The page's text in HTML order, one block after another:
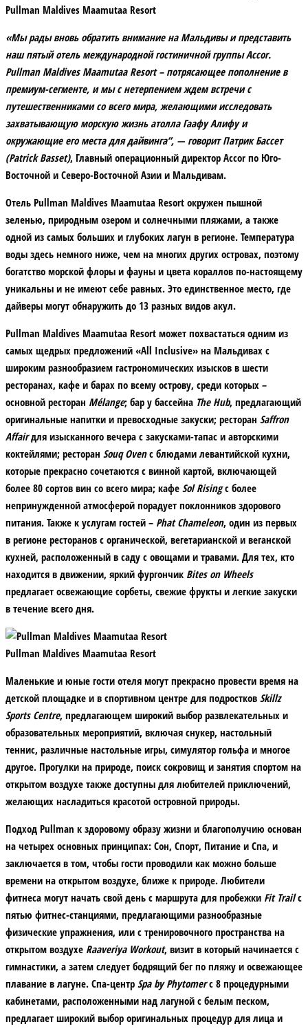
Pullman Maldives Maamutaa Resort
«Мы рады вновь обратить внимание на Мальдивы и представить
наш пятый отель международной гостиничной группы Accor.
Pullman Maldives Maamutaa Resort – потрясающее пополнение в
премиум-сегменте, и мы с нетерпением ждем встречи с
путешественниками со всего мира, желающими исследовать
захватывающую морскую жизнь атолла Гаафу Алифу и
окружающие его места для дайвинга”, — говорит Патрик Бассет
(Patrick Basset), Главный операционный директор Accor по Юго-
Восточной и Северо-Восточной Азии и Мальдивам.
Отель Pullman Maldives Maamutaa Resort окружен пышной
зеленью, природным озером и солнечными пляжами, а также
одной из самых больших и глубоких лагун в регионе. Температура
воды здесь немного ниже, чем на многих других островах, поэтому
богатство морской флоры и фауны и цвета кораллов по-настоящему
уникальны и не имеют себе равных. Это единственное место, где
дайверы могут обнаружить до 13 разных видов акул.
Pullman Maldives Maamutaa Resort может похвастаться одним из
самых щедрых предложений «All Inclusive» на Мальдивах с
широким разнообразием гастрономических изысков в шести
ресторанах, кафе и барах по всему острову, среди которых –
основной ресторан Mélange; бар у бассейна The Hub, предлагающий
оригинальные напитки и превосходные закуски; ресторан Saffron
Affairдля изысканного вечера с закусками-тапас и авторскими
коктейлями; ресторан Souq Ovenc блюдами левантийской кухни,
которые прекрасно сочетаются с винной картой, включающей
более 80 сортов вин со всего мира; кафе Sol Risingс более
непринужденной атмосферой порадует поклонников здорового
питания. Также к услугам гостей – Phat Chameleon, один из первых
в регионе ресторанов с органической, вегетарианской и веганской
кухней, расположенный в саду с овощами и травами. Для тех, кто
находится в движении, яркий фургончик Bites on Wheels
предлагает освежающие сорбеты, свежие фрукты и легкие закуски
в течение всего дня.
Pullman Maldives Maamutaa Resort
Маленькие и юные гости отеля могут прекрасно провести время на
детской площадке и в спортивном центре для подростков Skillz
Sports Centre, предлагающем широкий выбор развлекательных и
образовательных мероприятий, включая снукер, настольный
теннис, различные настольные игры, симулятор гольфа и многое
другое. Прогулки на природе, поиск сокровищ и занятия спортом на
открытом воздухе также доступны для любителей приключений,
желающих насладиться красотой островной природы.
Подход Pullman к здоровому образу жизни и благополучию основан
на четырех основных принципах: Сон, Спорт, Питание и Спа, и
заключается в том, чтобы гости проводили как можно больше
времени на открытом воздухе, ближе к природе. Любители
фитнеса могут начать свой день с маршрута для пробежки Fit Trailс
пятью фитнес-станциями, предлагающими разнообразные
физические упражнения, или с тренировочного пространства на
открытом воздухе Raaveriya Workout, визит в который начинается с
гимнастики, а затем следует бодрящий бег по пляжу и освежающее
плавание в лагуне. Спа-центр Spa by Phytomerс 8 процедурными
кабинетами, расположенными над лагуной c белым песком,
предлагает широкий выбор оригинальных процедур для лица и